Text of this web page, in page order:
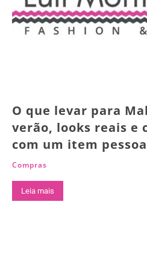
O que levar para
verão, looks reais e
com um item
Compras
Leia mais